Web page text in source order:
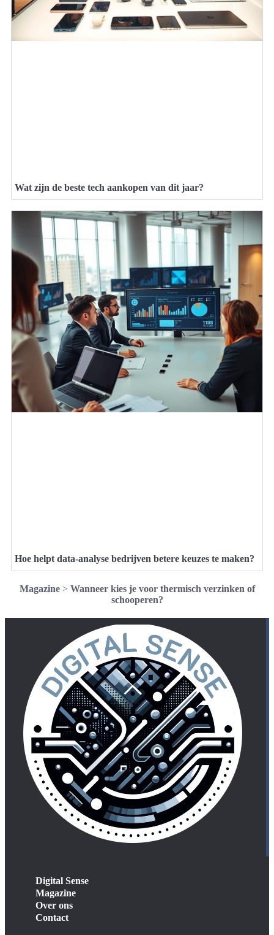
Wat zijn de beste tech aankopen van dit jaar?
Hoe helpt data-analyse bedrijven betere keuzes te maken?
Magazine> Wanneer kies je voor thermisch verzinken of
schooperen?
Digital Sense
Magazine
Over ons
Contact